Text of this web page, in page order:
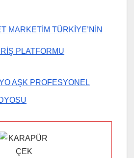
MARKETİM TÜRKİYE’NİN
PLATFORMU
AŞK PROFESYONEL